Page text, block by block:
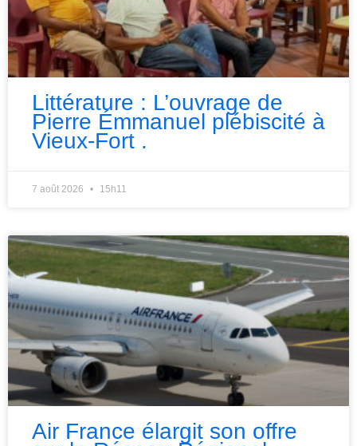
Littérature : L’ouvrage de
Pierre Émmanuel plébiscité à
Vieux-Fort .
7 août 2026 15h11
Air France élargit son offre